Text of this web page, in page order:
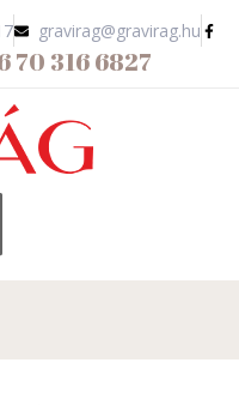
gravirag@gravirag.hu
70 316 6827